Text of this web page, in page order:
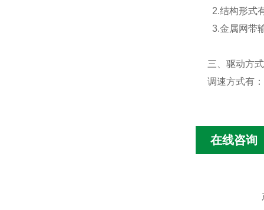
2.结构形式
3.金属网带
三、驱动方
调速方式有
在线咨询